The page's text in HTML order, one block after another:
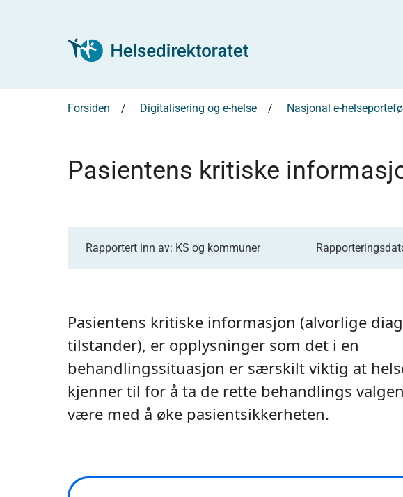
Forsiden Digitalisering og e-helse Nasjonal e-
Pasientens kritiske
Rapportert inn av: KS og kommuner
Pasientens kritiske informasjon (alvorlige
tilstander), er opplysninger som det i en
behandlingssituasjon er særskilt viktig at
kjenner til for å ta de rette behandlings
være med å øke pasientsikkerheten.